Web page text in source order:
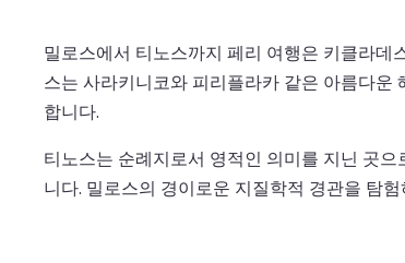
밀로스에서 티노스까지 페리 여행은 키클라
스는 사라키니코와 피리플라카 같은 아름다운
합니다.
티노스는 순례지로서 영적인 의미를 지닌 곳
니다. 밀로스의 경이로운 지질학적 경관을 탐